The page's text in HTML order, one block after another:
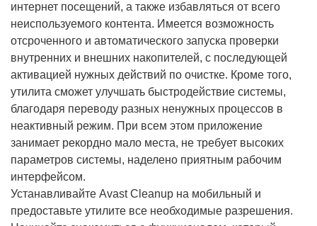
интернет посещений, а также избавляться от всего
неиспользуемого контента. Имеется возможность
отсроченного и автоматического запуска проверки
внутренних и внешних накопителей, с последующей
активацией нужных действий по очистке. Кроме того,
утилита сможет улучшать быстродействие системы,
благодаря переводу разных ненужных процессов в
неактивный режим. При всем этом приложение
занимает рекордно мало места, не требует высоких
параметров системы, наделено приятным рабочим
интерфейсом.
Устанавливайте Avast Cleanup на мобильный и
предоставьте утилите все необходимые разрешения.